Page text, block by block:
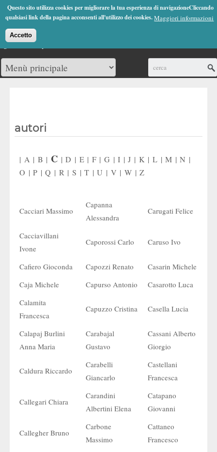
Questo sito utilizza cookies per migliorare la tua esperienza di navigazioneCliccando
qualsiasi link della pagina acconsenti all'utilizzo dei cookies.Maggiori informazioni
Accetto
Jump to Navigation
(0)
autori
| A | B | C |D | E | F |G |I |J | K | L |M |N |
O |P |Q | R | S |T |U | V | W |Z
Cacciari Massimo
Capanna
Alessandra
Carugati Felice
Cacciavillani
Ivone
Caporossi Carlo Caruso Ivo
Cafiero Gioconda Capozzi Renato
Casarin Michele
Caja Michele
Capurso Antonio
Casarotto Luca
Calamita
Francesca
Capuzzo Cristina Casella Lucia
Calapaj Burlini
Anna Maria
Carabajal
Gustavo
Cassani Alberto
Giorgio
Caldura Riccardo
Carabelli
Giancarlo
Castellani
Francesca
Callegari Chiara
Carandini
Albertini Elena
Catapano
Giovanni
Callegher Bruno
Carbone
Massimo
Cattaneo
Francesco